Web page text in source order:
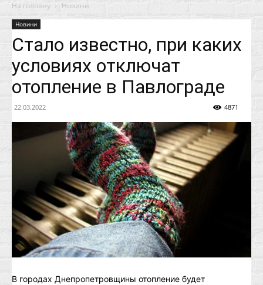
На головну Новини
Новини
Стало известно, при каких
условиях отключат
отопление в Павлограде
22.03.2022 4871
В городах Днепропетровщины отопление будет